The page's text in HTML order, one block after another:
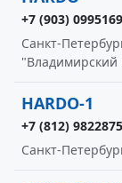
+7 (903) 0995169
Санкт-
"Владимирский
HARDO-1
+7 (812) 9822875
Санкт-